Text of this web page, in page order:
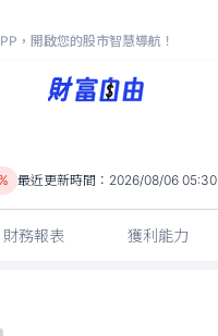
，開啟您的股市智慧導航！
126.00
0.39%
最近更新時間： 2026/08/06 05:30
財務報表 獲利能力